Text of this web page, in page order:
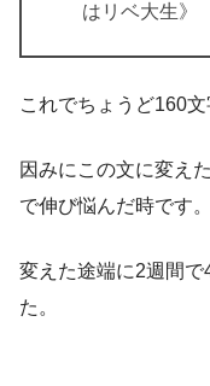
はリベ大生》
これでちょうど160文
因みにこの文に変え
で伸び悩んだ時です。
変えた途端に2週間
た。